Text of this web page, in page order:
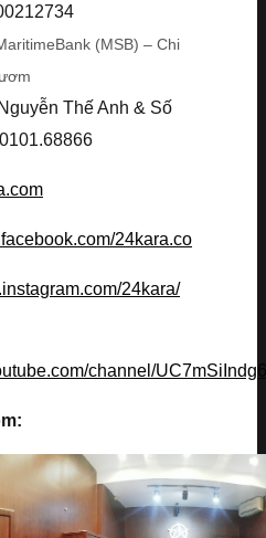
(MSB) – Chi
Thế Anh & Số
24kara.co
24kara/
channel/